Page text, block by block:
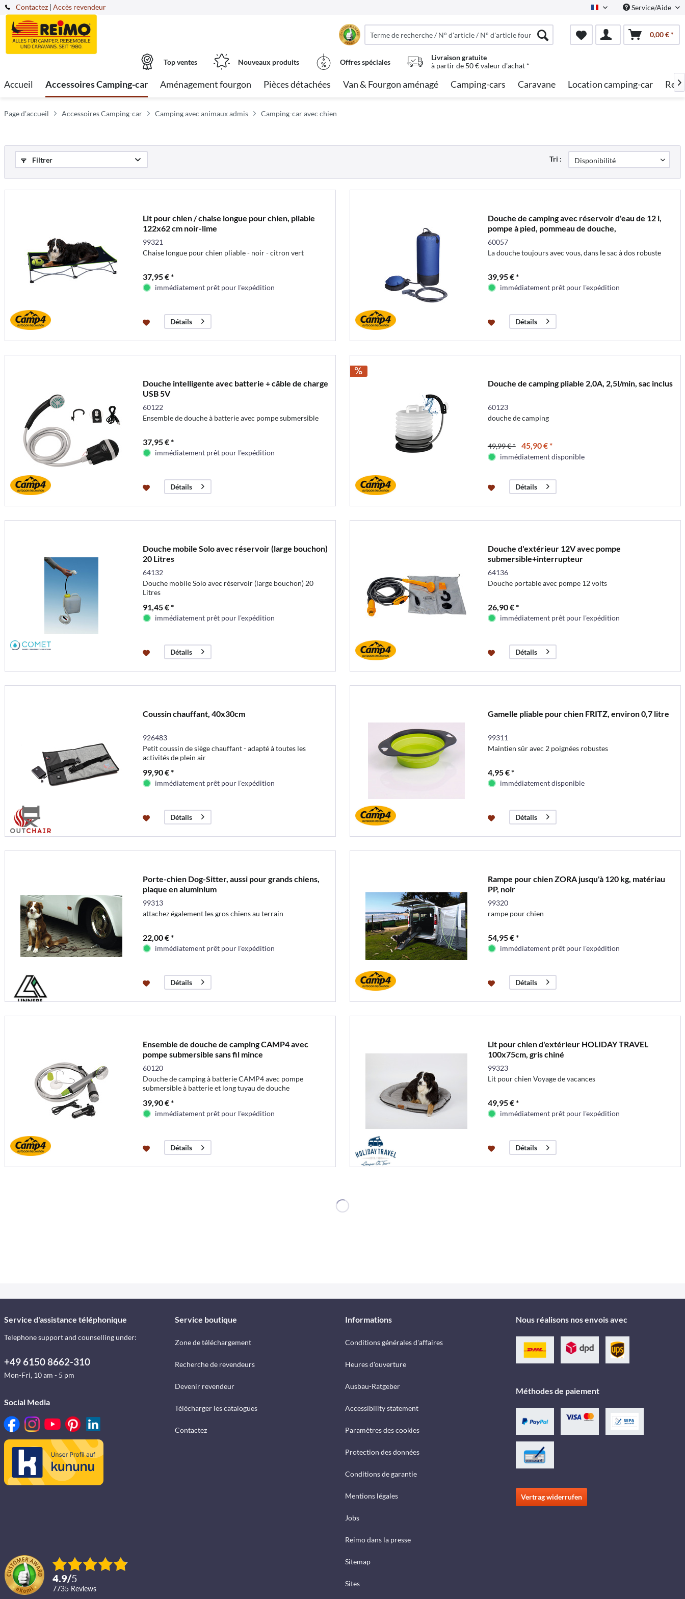
Contactez French Service/Aide
| Accès revendeur
0,00 € *
Top ventes Nouveaux produits Offres spéciales
Livraison gratuite
à partir de 50 € valeur d'achat *
Accueil Accessoires Camping-car Aménagement fourgon Pièces détachées Van & Fourgon aménagé Camping-cars Caravane Location camping-car 
Page d'accueil Accessoires Camping-car Camping avec animaux admis Camping-car avec chien
Filtrer Tri :
Lit pour chien / chaise longue pour chien, pliable
122x62 cm noir-lime
99321
Chaise longue pour chien pliable - noir - citron vert
37,95 € *
immédiatement prêt pour l'expédition
Détails
Douche de camping avec réservoir d'eau de 12 l,
pompe à pied, pommeau de douche,
60057
La douche toujours avec vous, dans le sac à dos robuste
39,95 € *
immédiatement prêt pour l'expédition
Détails
Douche intelligente avec batterie + câble de charge
USB 5V
60122
Ensemble de douche à batterie avec pompe submersible
37,95 € *
immédiatement prêt pour l'expédition
Détails
Douche de camping pliable 2,0A, 2,5l/min, sac inclus
60123
douche de camping
49,99 € * 45,90 € *
immédiatement disponible
Détails
Douche mobile Solo avec réservoir (large bouchon)
20 Litres
64132
Douche mobile Solo avec réservoir (large bouchon) 20
Litres
91,45 € *
immédiatement prêt pour l'expédition
Détails
Douche d'extérieur 12V avec pompe
submersible+interrupteur
64136
Douche portable avec pompe 12 volts
26,90 € *
immédiatement prêt pour l'expédition
Détails
Coussin chauffant, 40x30cm
926483
Petit coussin de siège chauffant - adapté à toutes les
activités de plein air
99,90 € *
immédiatement prêt pour l'expédition
Détails
Gamelle pliable pour chien FRITZ, environ 0,7 litre
99311
Maintien sûr avec 2 poignées robustes
4,95 € *
immédiatement disponible
Détails
Porte-chien Dog-Sitter, aussi pour grands chiens,
plaque en aluminium
99313
attachez également les gros chiens au terrain
22,00 € *
immédiatement prêt pour l'expédition
Détails
Rampe pour chien ZORA jusqu'à 120 kg, matériau
PP, noir
99320
rampe pour chien
54,95 € *
immédiatement prêt pour l'expédition
Détails
Ensemble de douche de camping CAMP4 avec
pompe submersible sans fil mince
60120
Douche de camping à batterie CAMP4 avec pompe
submersible à batterie et long tuyau de douche
39,90 € *
immédiatement prêt pour l'expédition
Détails
Lit pour chien d'extérieur HOLIDAY TRAVEL
100x75cm, gris chiné
99323
Lit pour chien Voyage de vacances
49,95 € *
immédiatement prêt pour l'expédition
Détails
Service d'assistance téléphonique
Telephone support and counselling under:
+49 6150 8662-310
Mon-Fri, 10 am - 5 pm
Social Media
4.9/5
7735 reviews
Service boutique
Zone de téléchargement
Recherche de revendeurs
Devenir revendeur
Télécharger les catalogues
Contactez
Informations
Conditions générales d'affaires
Heures d'ouverture
Ausbau-Ratgeber
Accessibility statement
Paramètres des cookies
Protection des données
Conditions de garantie
Mentions légales
Jobs
Reimo dans la presse
Sitemap
Sites
Nous réalisons nos envois avec
Méthodes de paiement
Vertrag widerrufen